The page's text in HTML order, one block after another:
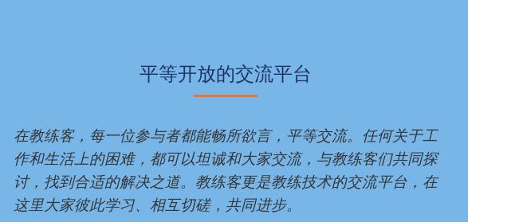
平等开放的交流平台
在教练客，每一位参与者都能畅所欲言，平等交流。任何关于工
作和生活上的困难，都可以坦诚和大家交流，与教练客们共同探
讨，找到合适的解决之道。教练客更是教练技术的交流平台，在
这里大家彼此学习、相互切磋，共同进步。